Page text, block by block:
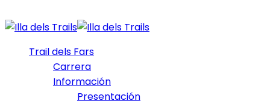
Trail dels Fars
Carrera
Información
Presentación